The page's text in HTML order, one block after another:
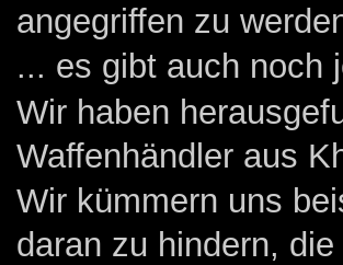
angegriffen zu
... es gibt auch noch
Wir haben
Waffenhändler aus
Wir kümmern uns
daran zu hindern,